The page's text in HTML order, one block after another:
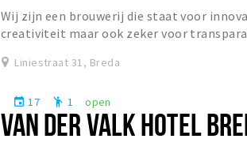
Wij zijn een brouwerij die staat voor
creativiteit maar ook zeker voor
Liniestraat 31, Breda
event 17 emoji_people 1 open
VAN DER VALK HOTEL